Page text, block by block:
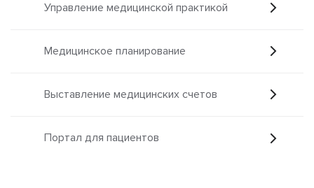
Управление медицинской практикой
Медицинское планирование
Выставление медицинских счетов
Портал для пациентов